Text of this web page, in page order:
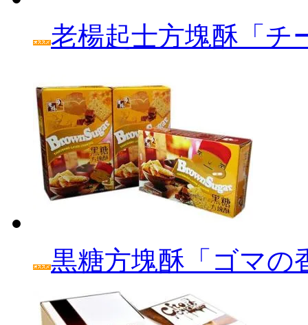
老楊起士方塊酥「チ
黒糖方塊酥「ゴマの